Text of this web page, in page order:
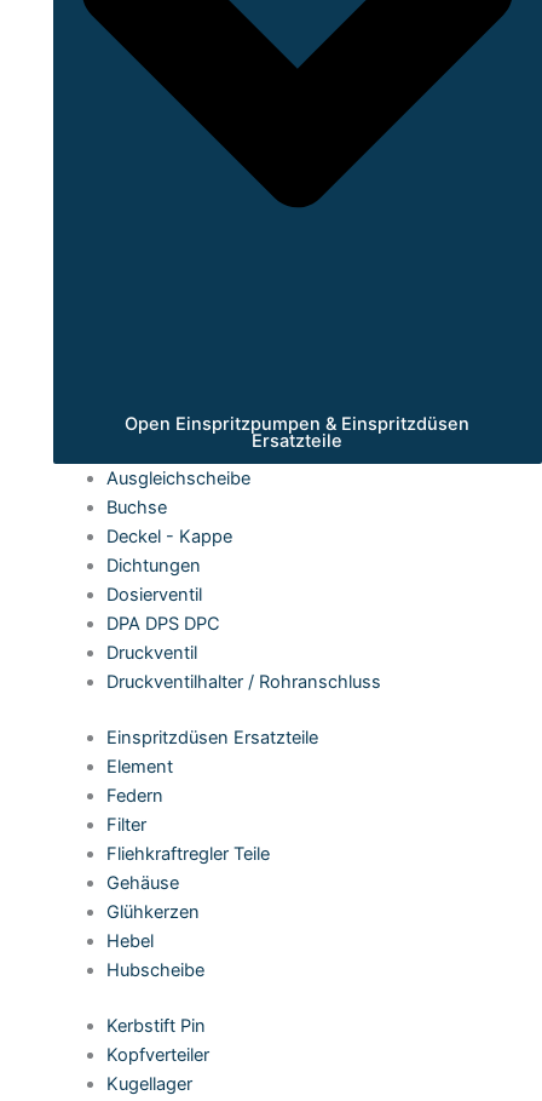
Open Einspritzpumpen & Einspritzdüsen
Ersatzteile
Ausgleichscheibe
Buchse
Deckel - Kappe
Dichtungen
Dosierventil
DPA DPS DPC
Druckventil
Druckventilhalter / Rohranschluss
Einspritzdüsen Ersatzteile
Element
Federn
Filter
Fliehkraftregler Teile
Gehäuse
Glühkerzen
Hebel
Hubscheibe
Kerbstift Pin
Kopfverteiler
Kugellager